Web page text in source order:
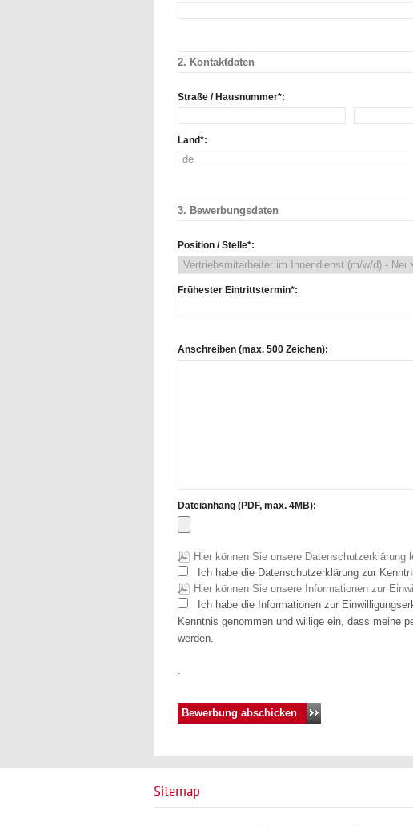
2. Kontaktdaten
Straße / Hausnummer*:
Land*:
3. Bewerbungsdaten
Position / Stelle*:
Frühester Eintrittstermin*:
Anschreiben (max. 500 Zeichen):
Dateianhang (PDF, max. 4MB):
Hier können Sie unsere Datenschutzerklärung
Ich habe die Datenschutzerklärung zur
Hier können Sie unsere Informationen zur
Ich habe die Informationen zur
Kenntnis genommen und willige ein, dass meine
werden.
.
Sitemap